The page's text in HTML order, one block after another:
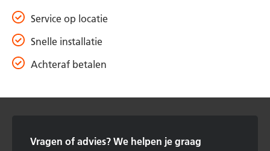
Service op locatie
Snelle installatie
Achteraf betalen
Vragen of advies? We helpen je graag